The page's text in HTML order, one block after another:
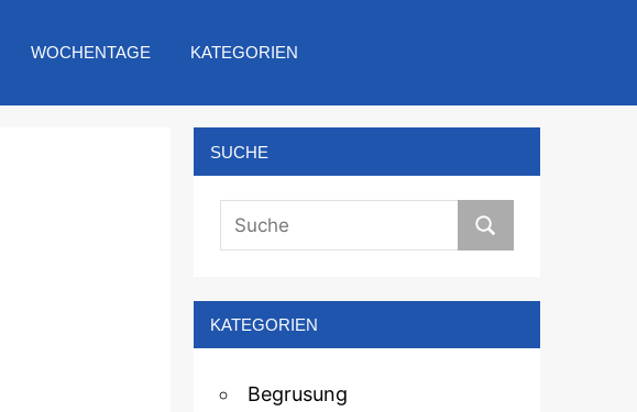
WOCHENTAGE KATEGORIEN
SUCHE
KATEGORIEN
Begrusung